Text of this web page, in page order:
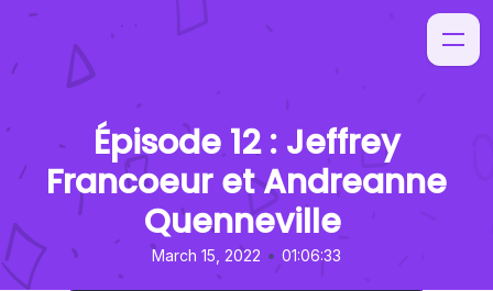
Épisode 12 : Jeffrey
Francoeur et Andreanne
Quenneville
March 15, 2022 • 01:06:33